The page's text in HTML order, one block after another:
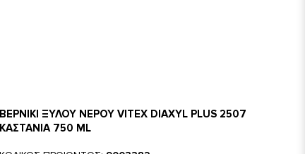
ΒΕΡΝΙΚΙ ΞΥΛΟΥ ΝΕΡΟΥ VITEX DIAXYL PLUS 2507
ΚΑΣΤΑΝΙΑ 750 ML